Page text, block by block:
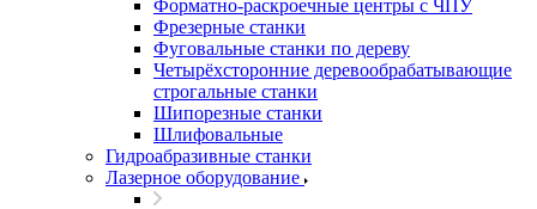
Форматно-раскроечные центры с ЧПУ
Фрезерные станки
Фуговальные станки по дереву
Четырёхсторонние деревообрабатывающие
строгальные станки
Шипорезные станки
Шлифовальные
Гидроабразивные станки
Лазерное оборудование